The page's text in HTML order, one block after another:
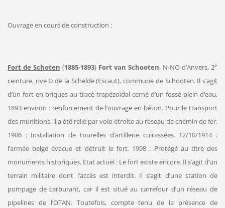
Ouvrage en cours de construction :
Fort de Schoten (1885-1893) Fort van Schooten, N-NO d’Anvers, 2e
ceinture, rive D de la Schelde (Escaut), commune de Schooten. Il s’agit
d’un fort en briques au tracé trapézoïdal cerné d’un fossé plein d’eau.
1893 environ : renforcement de l’ouvrage en béton. Pour le transport
des munitions, il a été relié par voie étroite au réseau de chemin de fer.
1906 : Installation de tourelles d’artillerie cuirassées. 12/10/1914 :
l’armée belge évacue et détruit le fort. 1998 : Protégé au titre des
monuments historiques. Etat actuel : Le fort existe encore. Il s’agit d’un
terrain militaire dont l’accès est interdit. Il s’agit d’une station de
pompage de carburant, car il est situé au carrefour d’un réseau de
pipelines de l’OTAN. Toutefois, compte tenu de la présence de